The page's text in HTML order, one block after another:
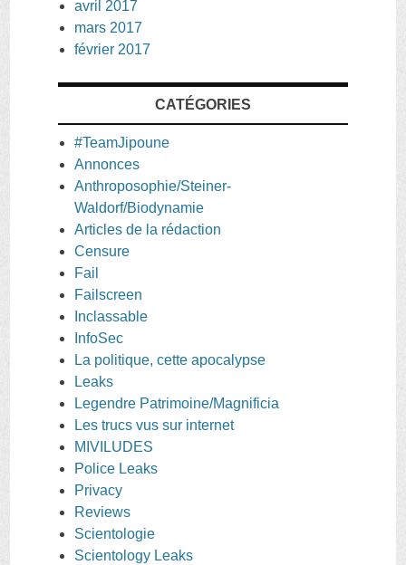
avril 2017
mars 2017
février 2017
CATÉGORIES
#TeamJipoune
Annonces
Anthroposophie/Steiner-
Waldorf/Biodynamie
Articles de la rédaction
Censure
Fail
Failscreen
Inclassable
InfoSec
La politique, cette apocalypse
Leaks
Legendre Patrimoine/Magnificia
Les trucs vus sur internet
MIVILUDES
Police Leaks
Privacy
Reviews
Scientologie
Scientology Leaks